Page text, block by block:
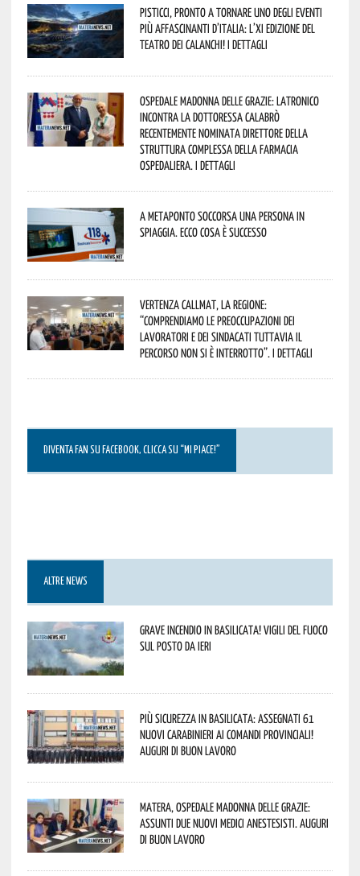
Pisticci, pronto a tornare uno degli eventi
più affascinanti d’Italia: l’XI edizione del
Teatro dei Calanchi! I dettagli
Ospedale Madonna delle Grazie: Latronico
incontra la dottoressa Calabrò
recentemente nominata Direttore della
Struttura Complessa della Farmacia
Ospedaliera. I dettagli
A Metaponto soccorsa una persona in
spiaggia. Ecco cosa è successo
Vertenza CallMat, la Regione:
“comprendiamo le preoccupazioni dei
lavoratori e dei sindacati tuttavia il
percorso non si è interrotto”. I dettagli
DIVENTA FAN SU FACEBOOK, CLICCA SU “MI PIACE!”
ALTRE NEWS
Grave incendio in Basilicata! Vigili del fuoco
sul posto da ieri
Più sicurezza in Basilicata: assegnati 61
nuovi Carabinieri ai Comandi provinciali!
Auguri di buon lavoro
Matera, Ospedale Madonna delle Grazie:
assunti due nuovi medici anestesisti. Auguri
di buon lavoro